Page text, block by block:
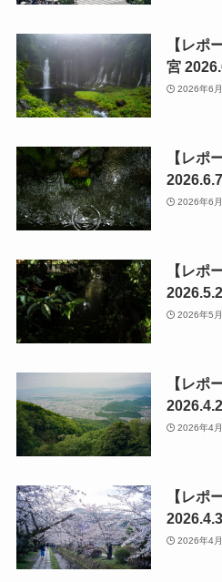
【レポ
宮
2026年6
【レポ
2026.6.7
2026年6
【レポ
2026年5
【レポ
2026年4
【レポ
2026.4.3
2026年4